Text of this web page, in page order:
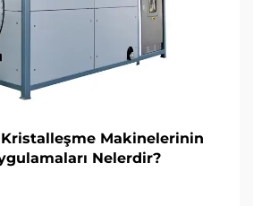
Kristalleşme Makinelerinin
Nelerdir?